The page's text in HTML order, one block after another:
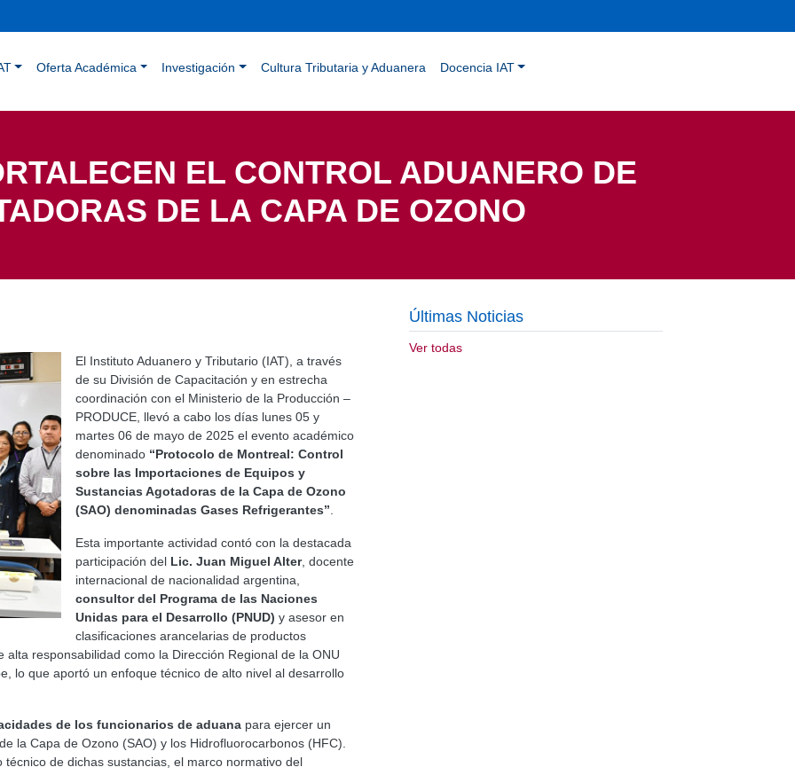
principal
principal
Oferta Académica Investigación Cultura Tributaria y Aduanera Docencia IAT
EL CONTROL ADUANERO DE
DE LA CAPA DE OZONO
El Instituto Aduanero y Tributario (IAT), a través
de su División de Capacitación y en estrecha
coordinación con el Ministerio de la Producción –
PRODUCE, llevó a cabo los días lunes 05 y
martes 06 de mayo de 2025 el evento académico
denominado “Protocolo de Montreal: Control
sobre las Importaciones de Equipos y
Sustancias Agotadoras de la Capa de Ozono
(SAO) denominadas Gases Refrigerantes”
Esta importante actividad contó con la destacada
participación del Lic. Juan Miguel Alter, docente
internacional de nacionalidad argentina,
consultor del Programa de las Naciones
Unidas para el Desarrollo (PNUD) y asesor en
clasificaciones arancelarias de productos
responsabilidad como la Dirección Regional de la ONU
lo que aportó un enfoque técnico de alto nivel al desarrollo
de los funcionarios de aduana para ejercer un
la Capa de Ozono (SAO) y los Hidrofluorocarbonos (HFC).
de dichas sustancias, el marco normativo del
Últimas Noticias
Ver todas